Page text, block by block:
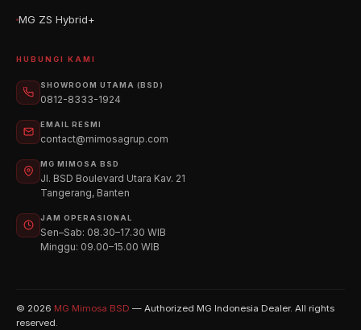
MG Mimosa BSD
Tangerang, Banten
MG Mimosa Bekasi
MG Mimosa Medan
MG Mimosa Palembang
Palembang, Sumatera Selatan
Surabaya Barat, Jawa Timur
MG ZS Hybrid+
HUBUNGI KAMI
SHOWROOM UTAMA (BSD)
0812-8333-1924
EMAIL RESMI
contact@mimosagrup.com
MG MIMOSA BSD
Jl. BSD Boulevard Utara Kav. 21
Tangerang, Banten
JAM OPERASIONAL
Sen–Sab: 08.30–17.30 WIB
Minggu: 09.00–15.00 WIB
© 2026 MG Mimosa BSD — Authorized MG Indonesia Dealer. All rights
reserved.